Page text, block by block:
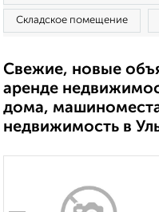
Складское помещение
Свежие, новые
аренде
дома,
недвижимость в